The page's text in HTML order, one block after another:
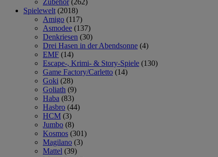
Spielewelt (2018)
Amigo (117)
Asmodee (137)
Denkriesen (30)
Drei Hasen in der Abendsonne (4)
EMF (14)
Escape-, Krimi- & Story-Spiele (130)
Game Factory/Carletto (14)
Goki (28)
Goliath (9)
Haba (83)
Hasbro (44)
HCM (3)
Jumbo (8)
Kosmos (301)
Magilano (3)
Mattel (39)